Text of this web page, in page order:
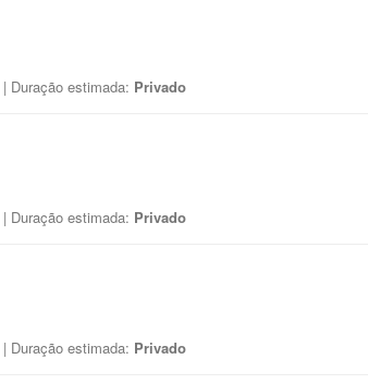
| Duração estimada: Privado
| Duração estimada: Privado
| Duração estimada: Privado